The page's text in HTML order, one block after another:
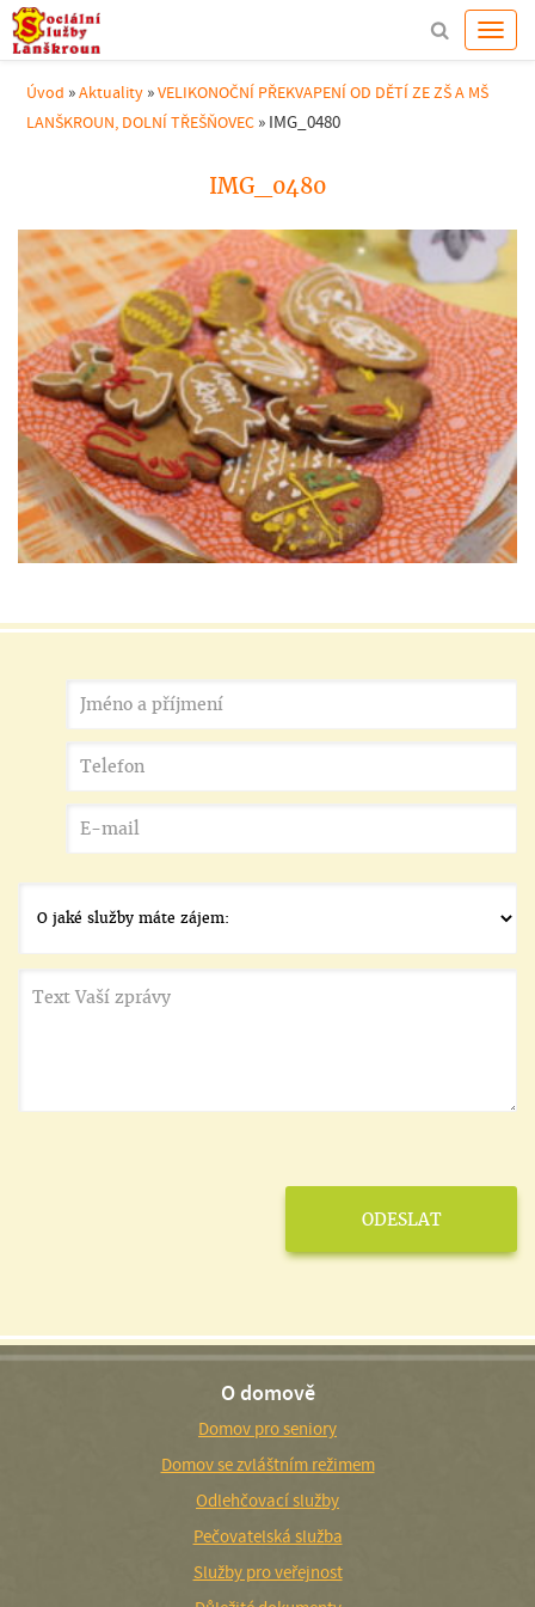
Úvod »Aktuality »VELIKONOČNÍ PŘEKVAPENÍ OD DĚTÍ ZE ZŠ A MŠ
LANŠKROUN, DOLNÍ TŘEŠŇOVEC » IMG_0480
IMG_0480
O domově
Domov pro seniory
Domov se zvláštním režimem
Odlehčovací služby
Pečovatelská služba
Služby pro veřejnost